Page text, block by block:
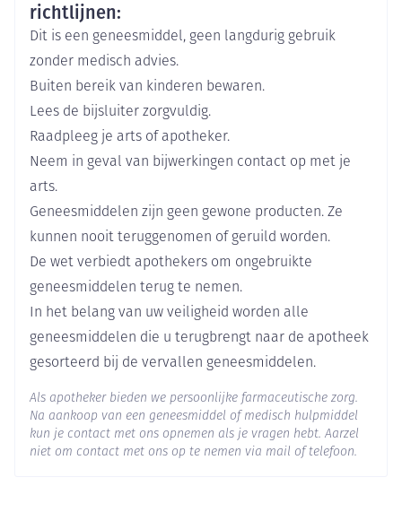
Merken Hukyndra
Breedte
55 mm
Actieve
Ingrediënten
adalimumab
Behoud Koelkast (2°C - 8°C)
richtlijnen:
Dit is een geneesmiddel, geen langdurig gebruik
zonder medisch advies.
Buiten bereik van kinderen bewaren.
Lees de bijsluiter zorgvuldig.
Raadpleeg je arts of apotheker.
Neem in geval van bijwerkingen contact op met je
arts.
Geneesmiddelen zijn geen gewone producten. Ze
kunnen nooit teruggenomen of geruild worden.
De wet verbiedt apothekers om ongebruikte
geneesmiddelen terug te nemen.
In het belang van uw veiligheid worden alle
geneesmiddelen die u terugbrengt naar de apotheek
gesorteerd bij de vervallen geneesmiddelen.
Als apotheker bieden we persoonlijke farmaceutische zorg.
Na aankoop van een geneesmiddel of medisch hulpmiddel
kun je contact met ons opnemen als je vragen hebt. Aarzel
niet om contact met ons op te nemen via mail of telefoon.